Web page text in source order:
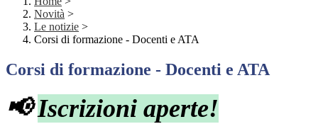
Novità >
Le notizie >
Corsi di formazione - Docenti e ATA
Corsi di formazione - Docenti e ATA
📢Iscrizioni aperte!